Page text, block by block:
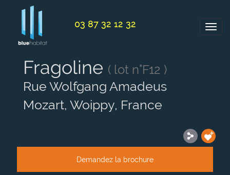
03 87 32 12 32
Fragoline ( lot n°F12 )
Rue Wolfgang Amadeus
Mozart, Woippy, France
Demandez la brochure
Panneau de gestion des cookies